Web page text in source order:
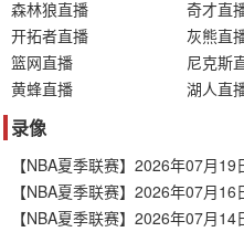
森林狼直播
奇才直
开拓者直播
灰熊直
篮网直播
尼克斯
黄蜂直播
湖人直
录像
【NBA夏季联赛】2026年07月
【NBA夏季联赛】2026年07月
【NBA夏季联赛】2026年07月